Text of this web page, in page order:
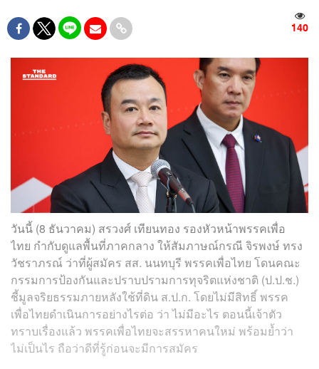
140
วันนี้ (8 ธันวาคม) สรวงศ์ เทียนทอง รองหัวหน้าพรรคเพื่อ
ไทย กำกับดูแลพื้นที่ภาคกลาง ให้สัมภาษณ์กรณี จิรพงษ์ ทรง
วัชราภรณ์ ว่าที่ผู้สมัคร สส. นนทบุรี พรรคเพื่อไทย โดนคณะ
กรรมการป้องกันและปราบปรามการทุจริตแห่งชาติ (ป.ป.ช.)
ชี้มูลจริยธรรมภายหลังใช้ที่ดิน ส.ป.ก. โดยไม่มีสิทธิ์ พรรค
เพื่อไทยดำเนินการอย่างไรต่อ ว่า ไม่มีอะไร ตอนนี้เจ้าตัว
ทราบเรื่องแล้ว พรรคเพื่อไทยจะสรรหาคนใหม่ พร้อมย้ำว่า
ไม่เป็นไร ถือว่าดีที่รู้ก่อนจะมีการสมัคร